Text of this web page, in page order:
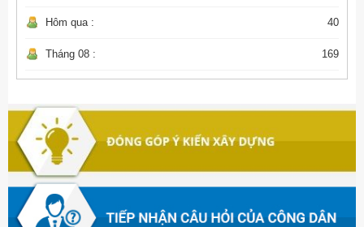
Hôm qua : 40
Tháng 08 : 169